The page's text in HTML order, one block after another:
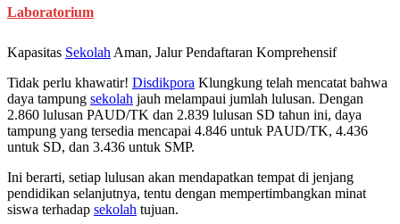
Laboratorium
Kapasitas Sekolah Aman, Jalur Pendaftaran Komprehensif
Tidak perlu khawatir! Disdikpora Klungkung telah mencatat bahwa
daya tampung sekolah jauh melampaui jumlah lulusan. Dengan
2.860 lulusan PAUD/TK dan 2.839 lulusan SD tahun ini, daya
tampung yang tersedia mencapai 4.846 untuk PAUD/TK, 4.436
untuk SD, dan 3.436 untuk SMP.
Ini berarti, setiap lulusan akan mendapatkan tempat di jenjang
pendidikan selanjutnya, tentu dengan mempertimbangkan minat
siswa terhadap sekolah tujuan.